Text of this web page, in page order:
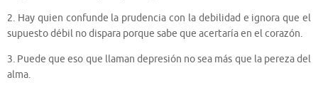
2. Hay quien confunde la prudencia con la debilidad e ignora que el
supuesto débil no dispara porque sabe que acertaría en el corazón.
3. Puede que eso que llaman depresión no sea más que la pereza del
alma.